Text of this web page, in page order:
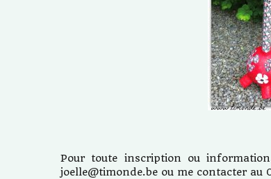
Pour toute inscription ou
joelle@timonde.be ou me contacter au